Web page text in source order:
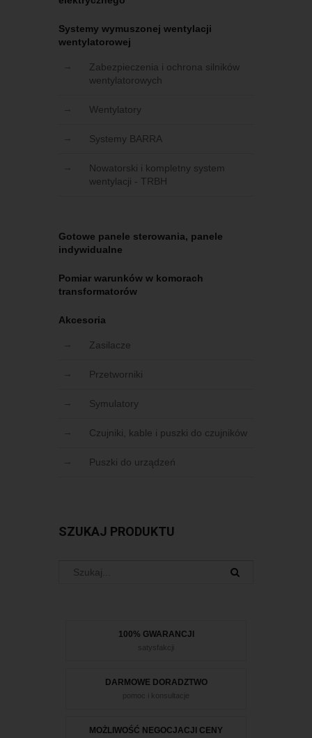
Systemy wymuszonej wentylacji
wentylatorowej
Zabezpieczenia i ochrona silników
wentylatorowych
Wentylatory
Systemy BARRA
Nowatorski i kompletny system
wentylacji - TRBH
Gotowe panele sterowania, panele
indywidualne
Pomiar warunków w komorach
transformatorów
Akcesoria
Zasilacze
Przetworniki
Symulatory
Czujniki, kable i puszki do czujników
Puszki do urządzeń
SZUKAJ PRODUKTU
100% GWARANCJI
satysfakcji
DARMOWE DORADZTWO
pomoc i konsultacje
MOŻLIWOŚĆ NEGOCJACJI CENY